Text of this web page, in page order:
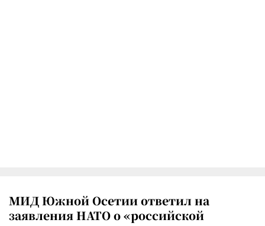
МИД Южной Осетии ответил на
заявления НАТО о «российской